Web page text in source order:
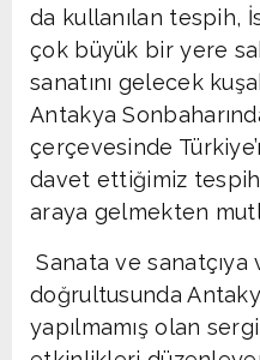
da kullanılan tespih,
çok büyük bir yere
sanatını gelecek
Antakya
çerçevesinde
davet ettiğimiz tespih
araya gelmekten
Sanata ve
doğrultusunda
yapılmamış olan